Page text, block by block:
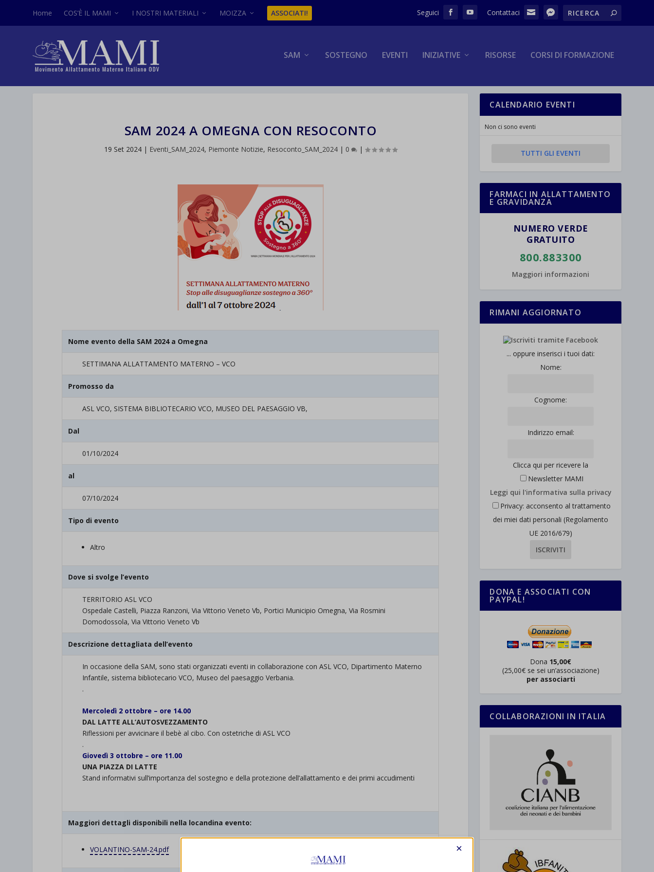
Home COS’È IL MAMI I NOSTRI MATERIALI MOIZZA ASSOCIATI!
SAM SOSTEGNO EVENTI INIZIATIVE RISORSE CORSI DI FORMAZIONE
SAM 2024 A OMEGNA CON RESOCONTO
19 Set 2024| Eventi_SAM_2024, Piemonte Notizie, Resoconto_SAM_2024| 0 |
Nome evento della SAM 2024 a Omegna
SETTIMANA ALLATTAMENTO MATERNO – VCO
Promosso da
ASL VCO, SISTEMA BIBLIOTECARIO VCO, MUSEO DEL PAESAGGIO VB,
Dal
01/10/2024
al
07/10/2024
Tipo di evento
Altro
Dove si svolge l’evento
TERRITORIO ASL VCO
Ospedale Castelli, Piazza Ranzoni, Via Vittorio Veneto Vb, Portici Municipio Omegna, Via Rosmini
Domodossola, Via Vittorio Veneto Vb
Descrizione dettagliata dell’evento
In occasione della SAM, sono stati organizzati eventi in collaborazione con ASL VCO, Dipartimento Materno
Infantile, sistema bibliotecario VCO, Museo del paesaggio Verbania.
.
Mercoledì 2 ottobre – ore 14.00
DAL LATTE ALL’AUTOSVEZZAMENTO
Riflessioni per avvicinare il bebè al cibo. Con ostetriche di ASL VCO
.
Giovedì 3 ottobre – ore 11.00
UNA PIAZZA DI LATTE
Stand informativi sull’importanza del sostegno e della protezione dell’allattamento e dei primi accudimenti
Maggiori dettagli disponibili nella locandina evento:
VOLANTINO-SAM-24.pdf
CALENDARIO EVENTI
Non ci sono eventi
TUTTI GLI EVENTI
FARMACI IN ALLATTAMENTO
E GRAVIDANZA
NUMERO VERDE
GRATUITO
800.883300
Maggiori informazioni
RIMANI AGGIORNATO
... oppure inserisci i tuoi dati:
Nome:
Cognome:
Indirizzo email:
Clicca qui per ricevere la
Newsletter MAMI
Leggi qui l'informativa sulla privacy
Privacy: acconsento al trattamento
dei miei dati personali (Regolamento
UE 2016/679)
DONA E ASSOCIATI CON
PAYPAL!
Dona 15,00€
(25,00€ se sei un’associazione)
per associarti
COLLABORAZIONI IN ITALIA
×